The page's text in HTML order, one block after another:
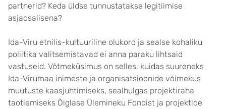
partnerid? Keda üldse tunnustatakse legitiimise
asjaosalisena?
Ida-Viru etnilis-kultuuriline olukord ja sealse kohaliku
poliitika valitsemistavad ei anna paraku lihtsaid
vastuseid. Võtmeküsimus on selles, kuidas suureneks
Ida-Virumaa inimeste ja organisatsioonide võimekus
muutuste kaasjuhtimiseks, sealhulgas projektiraha
taotlemiseks Õiglase Ülemineku Fondist ja projektide